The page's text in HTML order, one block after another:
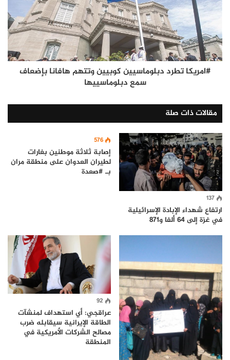
#امريكا تطرد دبلوماسيين كوبيين وتتهم هافانا بإضعاف
سمع دبلوماسييها
مقالات ذات صلة
137
ارتفاع شهداء الإبادة الإسرائيلية
في غزة إلى 64 ألفا و871
576
إصابة ثلاثة موطنين بغارات
لطيران العدوان على منطقة مران
بـ #صعدة
92
عراقجي: أي استهداف لمنشآت
الطاقة الإيرانية سيقابله ضرب
مصالح الشركات الأمريكية في
المنطقة